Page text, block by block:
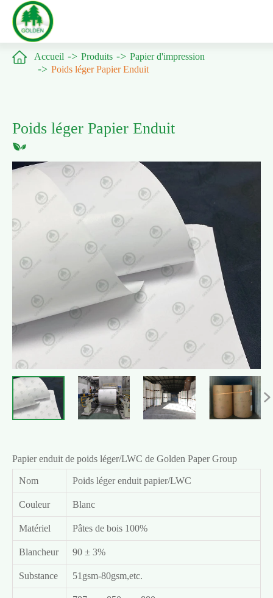
 Accueil Produits
Papier d'impression
Poids léger Papier Enduit
Poids léger Papier Enduit

Papier enduit de poids léger/LWC de Golden Paper Group
Nom Poids léger enduit papier/LWC
Couleur Blanc
Matériel Pâtes de bois 100%
Blancheur 90 ± 3%
Substance 51gsm-80gsm,etc.